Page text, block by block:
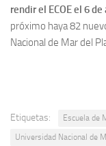
rendir el ECOE el 6
próximo haya 82
Nacional de Mar del
Etiquetas: Escuela de
Universidad Nacional de